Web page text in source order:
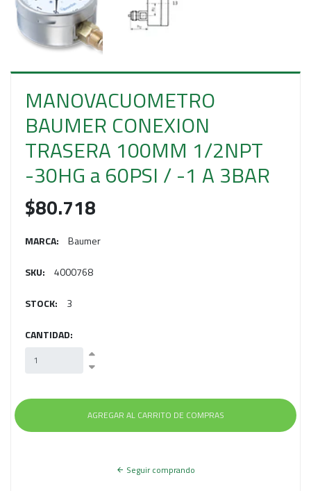
MANOVACUOMETRO
BAUMER CONEXION
TRASERA 100MM 1/2NPT
-30HG a 60PSI / -1 A 3BAR
$80.718
MARCA: Baumer
SKU: 4000768
STOCK: 3
CANTIDAD:
Seguir comprando